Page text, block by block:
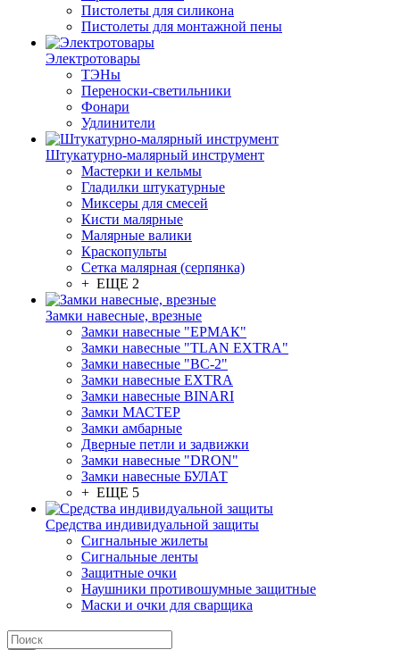
Пистолеты для силикона
Пистолеты для монтажной пены
Электротовары
ТЭНы
Переноски-светильники
Фонари
Удлинители
Штукатурно-малярный инструмент
Мастерки и кельмы
Гладилки штукатурные
Миксеры для смесей
Кисти малярные
Малярные валики
Краскопульты
Сетка малярная (серпянка)
+ ЕЩЕ 2
Замки навесные, врезные
Замки навесные "ЕРМАК"
Замки навесные "TLAN EXTRA"
Замки навесные "ВС-2"
Замки навесные EXTRA
Замки навесные BINARI
Замки МАСТЕР
Замки амбарные
Дверные петли и задвижки
Замки навесные "DRON"
Замки навесные БУЛАТ
+ ЕЩЕ 5
Средства индивидуальной защиты
Сигнальные жилеты
Сигнальные ленты
Защитные очки
Наушники противошумные защитные
Маски и очки для сварщика